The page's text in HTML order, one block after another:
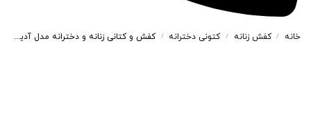
خانه / کفش زنانه / کتونی دخترانه / کفش و کتانی زنانه و دخترانه مدل آدیداس ADIDAS رنگ کرم قهوه ای کد D101